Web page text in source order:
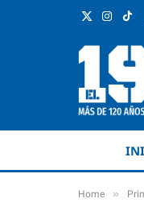
X
Home »